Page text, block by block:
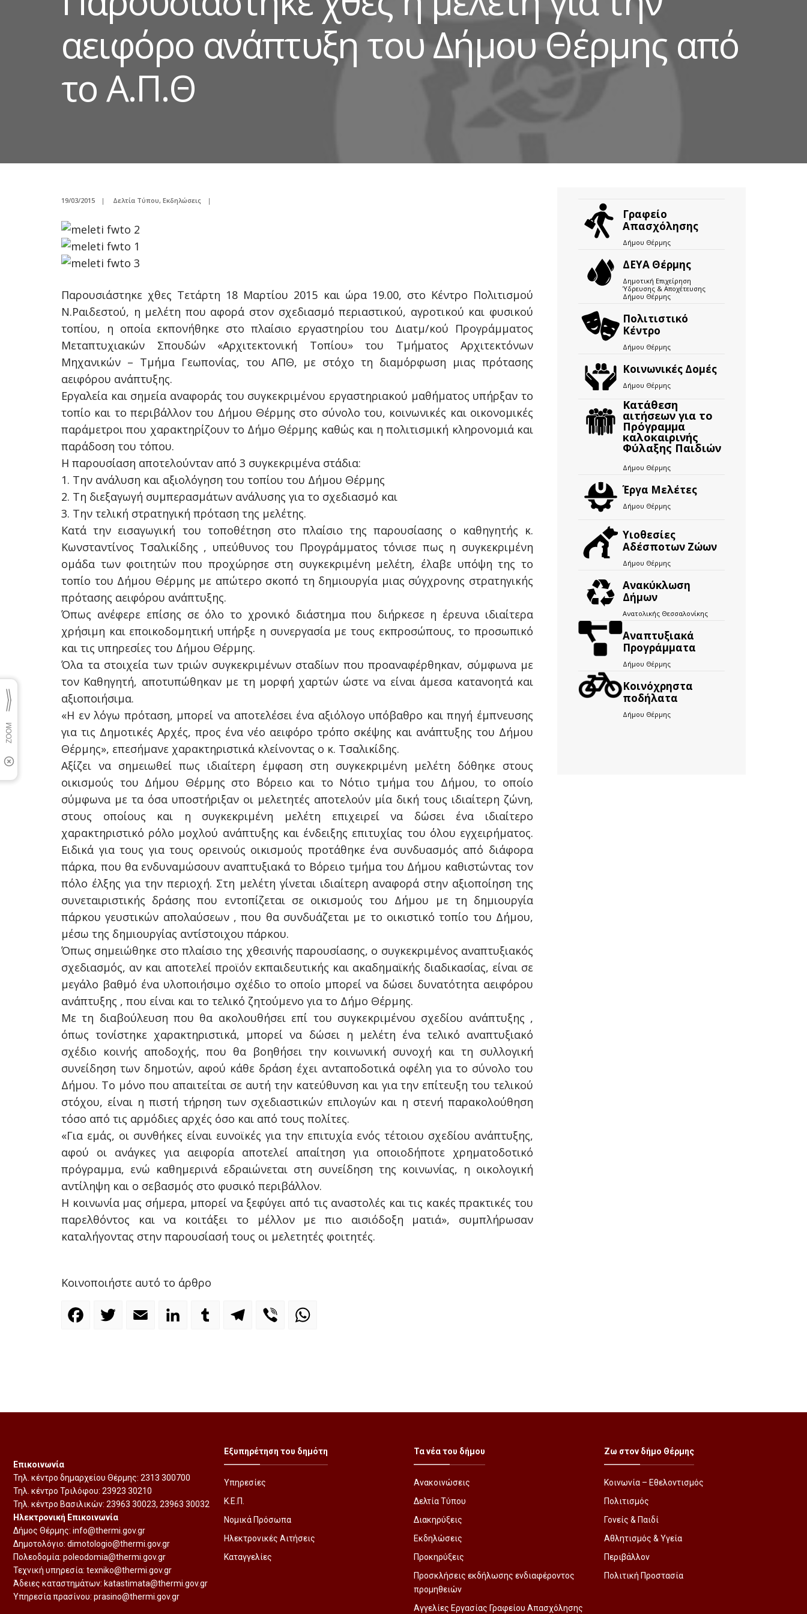
αειφόρο ανάπτυξη του Δήμου Θέρμης από
το Α.Π.Θ
19/03/2015 | Δελτία Τύπου, Εκδηλώσεις |
Παρουσιάστηκε χθες Τετάρτη 18 Μαρτίου 2015 και ώρα 19.00, στο Κέντρο Πολιτισμού
Ν.Ραιδεστού, η μελέτη που αφορά στον σχεδιασμό περιαστικού, αγροτικού και φυσικού
τοπίου, η οποία εκπονήθηκε στο πλαίσιο εργαστηρίου του Διατμ/κού Προγράμματος
Μεταπτυχιακών Σπουδών «Αρχιτεκτονική Τοπίου» του Τμήματος Αρχιτεκτόνων
Μηχανικών – Τμήμα Γεωπονίας, του ΑΠΘ, με στόχο τη διαμόρφωση μιας πρότασης
αειφόρου ανάπτυξης.
Εργαλεία και σημεία αναφοράς του συγκεκριμένου εργαστηριακού μαθήματος υπήρξαν το
τοπίο και το περιβάλλον του Δήμου Θέρμης στο σύνολο του, κοινωνικές και οικονομικές
παράμετροι που χαρακτηρίζουν το Δήμο Θέρμης καθώς και η πολιτισμική κληρονομιά και
παράδοση του τόπου.
Η παρουσίαση αποτελούνταν από 3 συγκεκριμένα στάδια:
1. Την ανάλυση και αξιολόγηση του τοπίου του Δήμου Θέρμης
2. Τη διεξαγωγή συμπερασμάτων ανάλυσης για το σχεδιασμό και
3. Την τελική στρατηγική πρόταση της μελέτης.
Κατά την εισαγωγική του τοποθέτηση στο πλαίσιο της παρουσίασης ο καθηγητής κ.
Κωνσταντίνος Τσαλικίδης , υπεύθυνος του Προγράμματος τόνισε πως η συγκεκριμένη
ομάδα των φοιτητών που προχώρησε στη συγκεκριμένη μελέτη, έλαβε υπόψη της το
τοπίο του Δήμου Θέρμης με απώτερο σκοπό τη δημιουργία μιας σύγχρονης στρατηγικής
πρότασης αειφόρου ανάπτυξης.
Όπως ανέφερε επίσης σε όλο το χρονικό διάστημα που διήρκεσε η έρευνα ιδιαίτερα
χρήσιμη και εποικοδομητική υπήρξε η συνεργασία με τους εκπροσώπους, το προσωπικό
και τις υπηρεσίες του Δήμου Θέρμης.
Όλα τα στοιχεία των τριών συγκεκριμένων σταδίων που προαναφέρθηκαν, σύμφωνα με
τον Καθηγητή, αποτυπώθηκαν με τη μορφή χαρτών ώστε να είναι άμεσα κατανοητά και
αξιοποιήσιμα.
«Η εν λόγω πρόταση, μπορεί να αποτελέσει ένα αξιόλογο υπόβαθρο και πηγή έμπνευσης
για τις Δημοτικές Αρχές, προς ένα νέο αειφόρο τρόπο σκέψης και ανάπτυξης του Δήμου
Θέρμης», επεσήμανε χαρακτηριστικά κλείνοντας ο κ. Τσαλικίδης.
Αξίζει να σημειωθεί πως ιδιαίτερη έμφαση στη συγκεκριμένη μελέτη δόθηκε στους
οικισμούς του Δήμου Θέρμης στο Βόρειο και το Νότιο τμήμα του Δήμου, το οποίο
σύμφωνα με τα όσα υποστήριξαν οι μελετητές αποτελούν μία δική τους ιδιαίτερη ζώνη,
στους οποίους και η συγκεκριμένη μελέτη επιχειρεί να δώσει ένα ιδιαίτερο
χαρακτηριστικό ρόλο μοχλού ανάπτυξης και ένδειξης επιτυχίας του όλου εγχειρήματος.
Ειδικά για τους για τους ορεινούς οικισμούς προτάθηκε ένα συνδυασμός από διάφορα
πάρκα, που θα ενδυναμώσουν αναπτυξιακά το Βόρειο τμήμα του Δήμου καθιστώντας τον
πόλο έλξης για την περιοχή. Στη μελέτη γίνεται ιδιαίτερη αναφορά στην αξιοποίηση της
συνεταιριστικής δράσης που εντοπίζεται σε οικισμούς του Δήμου με τη δημιουργία
πάρκου γευστικών απολαύσεων , που θα συνδυάζεται με το οικιστικό τοπίο του Δήμου,
μέσω της δημιουργίας αντίστοιχου πάρκου.
Όπως σημειώθηκε στο πλαίσιο της χθεσινής παρουσίασης, ο συγκεκριμένος αναπτυξιακός
σχεδιασμός, αν και αποτελεί προϊόν εκπαιδευτικής και ακαδημαϊκής διαδικασίας, είναι σε
μεγάλο βαθμό ένα υλοποιήσιμο σχέδιο το οποίο μπορεί να δώσει δυνατότητα αειφόρου
ανάπτυξης , που είναι και το τελικό ζητούμενο για το Δήμο Θέρμης.
Με τη διαβούλευση που θα ακολουθήσει επί του συγκεκριμένου σχεδίου ανάπτυξης ,
όπως τονίστηκε χαρακτηριστικά, μπορεί να δώσει η μελέτη ένα τελικό αναπτυξιακό
σχέδιο κοινής αποδοχής, που θα βοηθήσει την κοινωνική συνοχή και τη συλλογική
συνείδηση των δημοτών, αφού κάθε δράση έχει ανταποδοτικά οφέλη για το σύνολο του
Δήμου. Το μόνο που απαιτείται σε αυτή την κατεύθυνση και για την επίτευξη του τελικού
στόχου, είναι η πιστή τήρηση των σχεδιαστικών επιλογών και η στενή παρακολούθηση
τόσο από τις αρμόδιες αρχές όσο και από τους πολίτες.
«Για εμάς, οι συνθήκες είναι ευνοϊκές για την επιτυχία ενός τέτοιου σχεδίου ανάπτυξης,
αφού οι ανάγκες για αειφορία αποτελεί απαίτηση για οποιοδήποτε χρηματοδοτικό
πρόγραμμα, ενώ καθημερινά εδραιώνεται στη συνείδηση της κοινωνίας, η οικολογική
αντίληψη και ο σεβασμός στο φυσικό περιβάλλον.
Η κοινωνία μας σήμερα, μπορεί να ξεφύγει από τις αναστολές και τις κακές πρακτικές του
παρελθόντος και να κοιτάξει το μέλλον με πιο αισιόδοξη ματιά», συμπλήρωσαν
καταλήγοντας στην παρουσίασή τους οι μελετητές φοιτητές.
Κοινοποιήστε αυτό το άρθρο
FacebookTwitter Email LinkedIn Tumblr TelegramViber
Γραφείο
Απασχόλησης
Δήμου Θέρμης
ΔΕΥΑ Θέρμης
Δημοτική Επιχείρηση
Ύδρευσης & Αποχέτευσης
Δήμου Θέρμης
Πολιτιστικό
Κέντρο
Δήμου Θέρμης
Κοινωνικές Δομές
Δήμου Θέρμης
Κατάθεση
αιτήσεων για το
Πρόγραμμα
καλοκαιρινής
Φύλαξης Παιδιών
Δήμου Θέρμης
Έργα Μελέτες
Δήμου Θέρμης
Υιοθεσίες
Αδέσποτων Ζώων
Δήμου Θέρμης
Ανακύκλωση
Δήμων
Ανατολικής Θεσσαλονίκης
Αναπτυξιακά
Προγράμματα
Δήμου Θέρμης
Kοινόχρηστα
ποδήλατα
Δήμου Θέρμης
Επικοινωνία
Τηλ. κέντρο δημαρχείου Θέρμης: 2313 300700
Τηλ. κέντρο Τριλόφου: 23923 30210
Τηλ. κέντρο Βασιλικών: 23963 30023, 23963 30032
Ηλεκτρονική Επικοινωνία
Δήμος Θέρμης: info@thermi.gov.gr
Δημοτολόγιο: dimotologio@thermi.gov.gr
Πολεοδομία: poleodomia@thermi.gov.gr
Τεχνική υπηρεσία: texniko@thermi.gov.gr
Άδειες καταστημάτων: katastimata@thermi.gov.gr
Υπηρεσία πρασίνου: prasino@thermi.gov.gr
Εξυπηρέτηση του δημότη
Υπηρεσίες
Κ.Ε.Π.
Νομικά Πρόσωπα
Ηλεκτρονικές Αιτήσεις
Καταγγελίες
Τα νέα του δήμου
Ανακοινώσεις
Δελτία Τύπου
Διακηρύξεις
Εκδηλώσεις
Προκηρύξεις
Προσκλήσεις εκδήλωσης ενδιαφέροντος
προμηθειών
Αγγελίες Εργασίας Γραφείου Απασχόλησης
Ζω στον δήμο Θέρμης
Κοινωνία – Εθελοντισμός
Πολιτισμός
Γονείς & Παιδί
Αθλητισμός & Υγεία
Περιβάλλον
Πολιτική Προστασία